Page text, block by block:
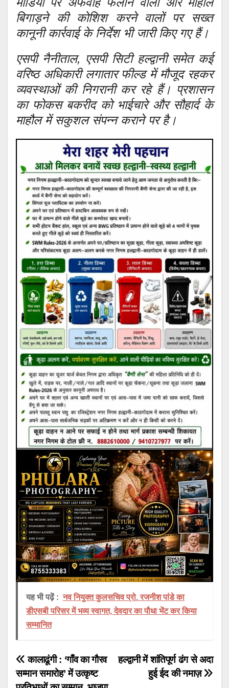
बिगाड़ने की कोशिश करने वालों पर सख्त
कानूनी कार्रवाई के निर्देश भी जारी किए गए हैं।
एसपी नैनीताल, एसपी सिटी हल्द्वानी समेत कई
वरिष्ठ अधिकारी लगातार फील्ड में मौजूद रहकर
व्यवस्थाओं की निगरानी कर रहे हैं। प्रशासन
का फोकस बकरीद को भाईचारे और सौहार्द के
माहौल में सकुशल संपन्न कराने पर है।
यह भी पढ़ें : नव नियुक्त कुलसचिव प्रो. रजनीश पांडे का
डीएसबी परिसर में भव्य स्वागत, देवदार का पौधा भेंट कर किया
सम्मानित
Post
हल्द्वानी में शांतिपूर्ण ढंग से अदा
हुई ईद की नमाज़
कालाढूंगी : ‘गाँव का गौरव
सम्मान समारोह’ में उत्कृष्ट